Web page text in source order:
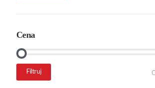
Cena
Cena
Cena
Filtruj